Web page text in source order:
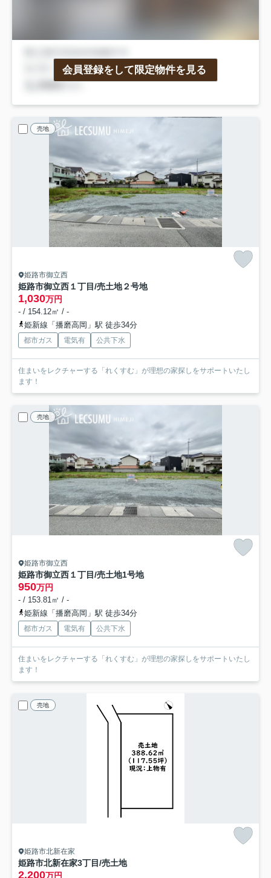
会員登録をして限定物件を見る
売地
姫路市御立西
姫路市御立西１丁目/売土地２号地
1,030万円
- / 154.12㎡ / -
姫新線「播磨高岡」駅 徒歩34分
都市ガス 電気有 公共下水
住まいをレクチャーする「れくすむ」が理想の家探しをサポートいたし
ます！
売地
姫路市御立西
姫路市御立西１丁目/売土地1号地
950万円
- / 153.81㎡ / -
姫新線「播磨高岡」駅 徒歩34分
都市ガス 電気有 公共下水
住まいをレクチャーする「れくすむ」が理想の家探しをサポートいたし
ます！
売地
姫路市北新在家
姫路市北新在家3丁目/売土地
2,200万円